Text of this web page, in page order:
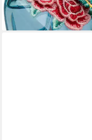
-17%
lieferbar - in 5-6 Werktagen